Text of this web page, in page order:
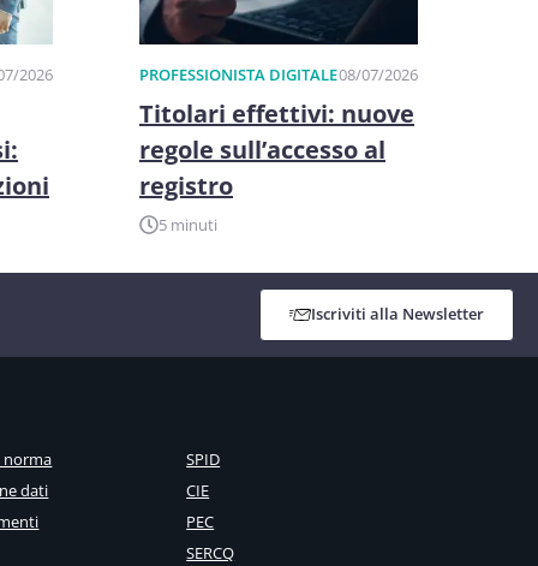
2026 PROFESSIONISTA DIGITALE08/07/2026
Titolari effettivi: nuove
regole sull’accesso al
registro
5 minuti
Iscriviti alla Newsletter
norma
dati
SPID
CIE
PEC
SERCQ